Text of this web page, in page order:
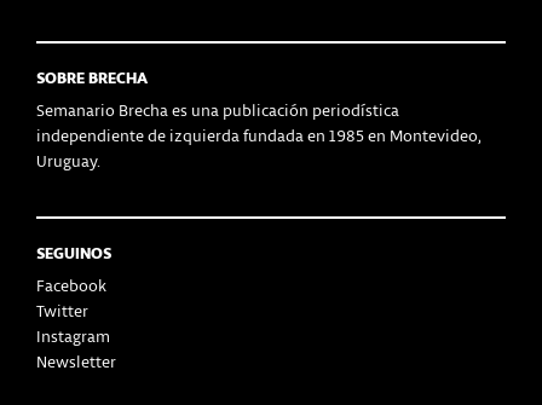
SOBRE BRECHA
Semanario Brecha es una publicación periodística
independiente de izquierda fundada en 1985 en Montevideo,
Uruguay.
SEGUINOS
Facebook
Twitter
Instagram
Newsletter